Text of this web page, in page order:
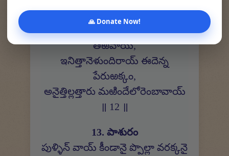
తిఱవాయ్,
ఇనిత్తానెళుందిరాయ్ ఈదెన్న
పేరుఱక్కం,
అనైత్తిల్లత్తారు మఱిందేలోరెంబావాయ్
॥ 12 ॥
13. పాశురం
పుళ్ళిన్ వాయ్ కీండానై ప్పొల్లా వరక్కనై
🙏 Donate Now!